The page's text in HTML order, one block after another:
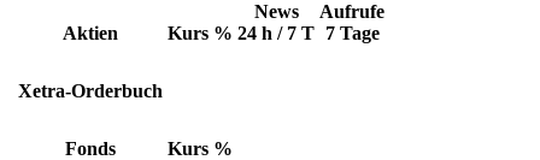
Aktien Kurs %
News
24 h / 7 T
Aufrufe
7 Tage
Xetra-Orderbuch
Fonds Kurs %